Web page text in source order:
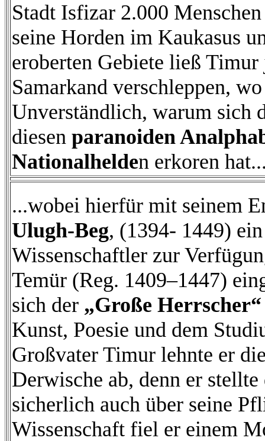
Stadt Isfizar 2.000
seine Horden im Kaukasus
eroberten Gebiete ließ
Samarkand verschleppen,
Unverständlich, warum sich
diesen paranoiden
Nationalhelden erkoren
...wobei hierfür mit seinem
Ulugh-Beg, (1394- 1449)
Wissenschaftler zur
Temür (Reg. 1409–1447)
sich der „Große Herrscher“
Kunst, Poesie und dem
Großvater Timur lehnte er
Derwische ab, denn er
sicherlich auch über seine
Wissenschaft fiel er einem